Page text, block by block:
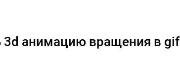
3d анимацию вращения в gif